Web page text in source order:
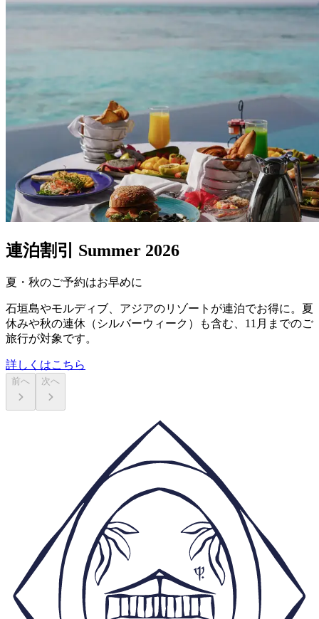
連泊割引 Summer 2026
夏・秋のご予約はお早めに
石垣島やモルディブ、アジアのリゾートが連泊でお得に。夏
休みや秋の連休（シルバーウィーク）も含む、11月までのご
旅行が対象です。
詳しくはこちら
前へ 次へ